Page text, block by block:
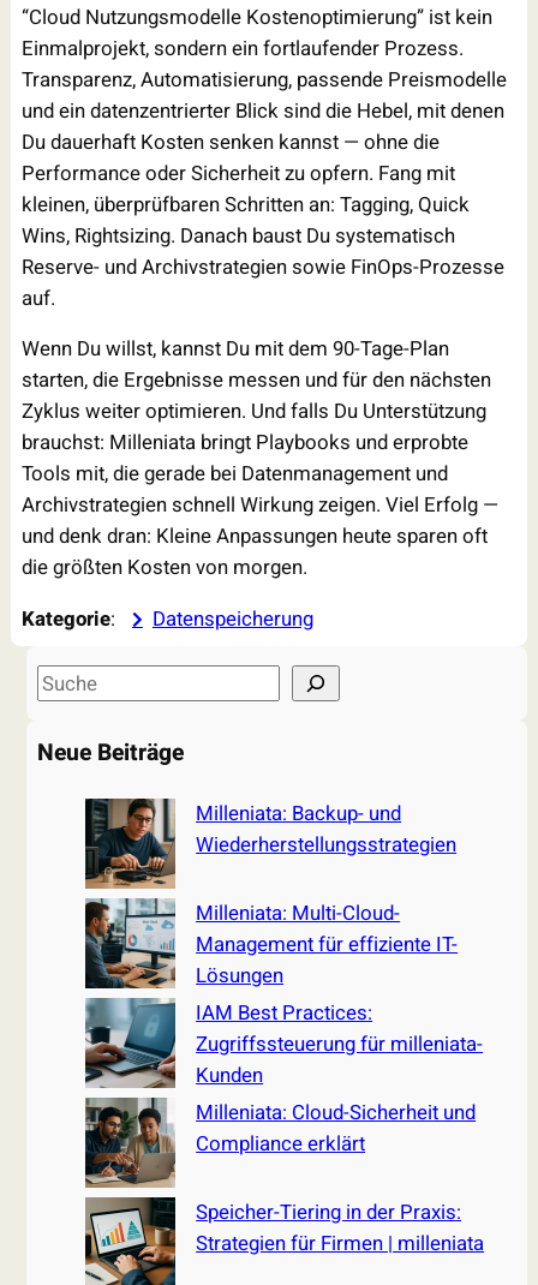
“Cloud Nutzungsmodelle Kostenoptimierung” ist kein
Einmalprojekt, sondern ein fortlaufender Prozess.
Transparenz, Automatisierung, passende Preismodelle
und ein datenzentrierter Blick sind die Hebel, mit denen
Du dauerhaft Kosten senken kannst — ohne die
Performance oder Sicherheit zu opfern. Fang mit
kleinen, überprüfbaren Schritten an: Tagging, Quick
Wins, Rightsizing. Danach baust Du systematisch
Reserve- und Archivstrategien sowie FinOps-Prozesse
auf.
Wenn Du willst, kannst Du mit dem 90-Tage-Plan
starten, die Ergebnisse messen und für den nächsten
Zyklus weiter optimieren. Und falls Du Unterstützung
brauchst: Milleniata bringt Playbooks und erprobte
Tools mit, die gerade bei Datenmanagement und
Archivstrategien schnell Wirkung zeigen. Viel Erfolg —
und denk dran: Kleine Anpassungen heute sparen oft
die größten Kosten von morgen.
Kategorie:
Datenspeicherung
S
e
a
Neue Beiträge
Milleniata: Backup- und
Wiederherstellungsstrategien
Milleniata: Multi-Cloud-
Management für effiziente IT-
Lösungen
IAM Best Practices:
Zugriffssteuerung für milleniata-
Kunden
Milleniata: Cloud-Sicherheit und
Compliance erklärt
Speicher-Tiering in der Praxis:
Strategien für Firmen | milleniata